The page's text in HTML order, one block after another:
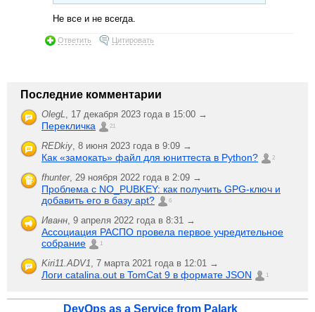
Не все и не всегда.
Ответить Цитировать
Последние комментарии
OlegL 17 декабря 2023 года в 15:00 →
Перекличка 21
REDkiy 8 июня 2023 года в 9:09 →
Как «замокать» файл для юниттеста в Python? 2
fhunter, 29 ноября 2022 года в 2:09 →
Проблема с NO_PUBKEY: как получить GPG-ключ и
добавить его в базу apt?
6
Иванн 9 апреля 2022 года в 8:31 →
Ассоциация РАСПО провела первое учредительное
собрание
1
Kiri11.ADV1 7 марта 2021 года в 12:01 →
Логи catalina.out в TomCat 9 в формате JSON 1
DevOps as a Service from Palark